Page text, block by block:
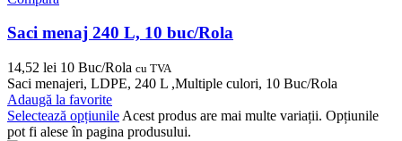
Saci menaj 240 L, 10 buc/Rola
14,52 lei 10 Buc/Rola cu TVA
Saci menajeri, LDPE, 240 L ,Multiple culori, 10 Buc/Rola
Adaugă la favorite
Selectează opțiunile Acest produs are mai multe variații. Opțiunile
pot fi alese în pagina produsului.